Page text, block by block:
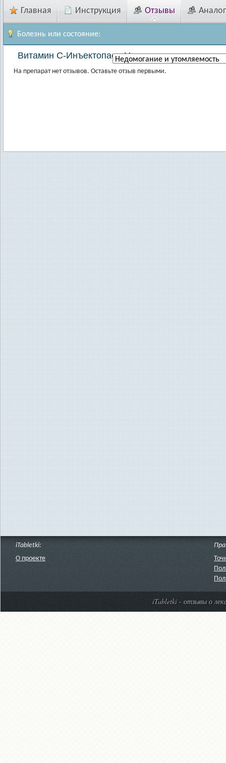
Главная Инструкция Отзывы
Болезнь или состояние:
Витамин C-Инъектопас - Недомогание и
На препарат нет отзывов. Оставьте отзыв первыми.
iTabletki:
О проекте
iTabletki - отзывы о